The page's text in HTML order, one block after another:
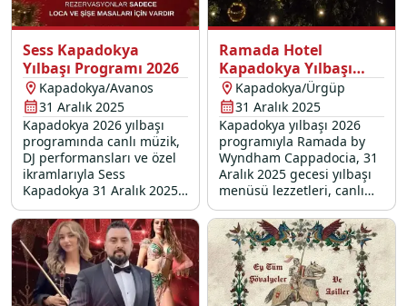
Sess Kapadokya
Yılbaşı Programı 2026
Kapadokya/Avanos
31 Aralık 2025
Kapadokya 2026 yılbaşı
programında canlı müzik,
DJ performansları ve özel
ikramlarıyla Sess
Kapadokya 31 Aralık 2025
gecesi sizleri
unutulmayacak bir
eğlenceye davet ediyor.
Ramada Hotel
Kapadokya Yılbaşı
Programı 2026
Kapadokya/Ürgüp
31 Aralık 2025
Kapadokya yılbaşı 2026
programıyla Ramada by
Wyndham Cappadocia, 31
Aralık 2025 gecesi yılbaşı
menüsü lezzetleri, canlı
müzik ve özel ikramlarla
unutulmaz bir gecenin
kapılarını aralıyor.